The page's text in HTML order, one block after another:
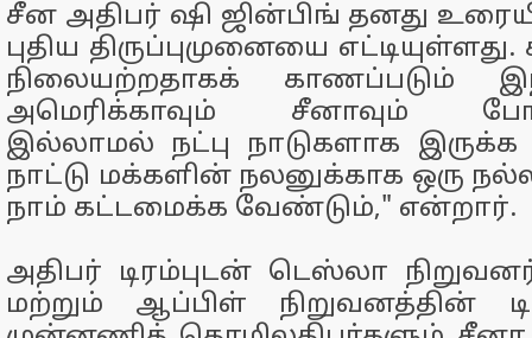
சீன அதிபர் ஷி ஜின்பிங் தனது
புதிய திருப்புமுனையை
நிலையற்றதாகக் காணப்படும்
அமெரிக்காவும் சீனாவும்
இல்லாமல் நட்பு நாடுகளாக
நாட்டு மக்களின் நலனுக்காக ஒரு
நாம் கட்டமைக்க வேண்டும்," என்றார்.
அதிபர் டிரம்புடன் டெஸ்லா
மற்றும் ஆப்பிள் நிறுவனத்தின்